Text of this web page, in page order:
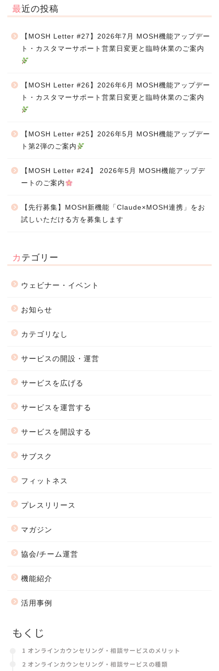
最近の投稿
【MOSH Letter #27】2026年7月 MOSH機能アップデー
ト・カスタマーサポート営業日変更と臨時休業のご案内
【MOSH Letter #26】2026年6月 MOSH機能アップデー
ト・カスタマーサポート営業日変更と臨時休業のご案内
【MOSH Letter #25】2026年5月 MOSH機能アップデー
ト第2弾のご案内
【MOSH Letter #24】 2026年5月 MOSH機能アップデ
ートのご案内
【先行募集】MOSH新機能「Claude×MOSH連携」をお
試しいただける方を募集します
カテゴリー
ウェビナー・イベント
お知らせ
カテゴリなし
サービスの開設・運営
サービスを広げる
サービスを運営する
サービスを開設する
サブスク
フィットネス
プレスリリース
マガジン
協会/チーム運営
機能紹介
活用事例
もくじ
1 オンラインカウンセリング・相談サービスのメリット
2 オンラインカウンセリング・相談サービスの種類